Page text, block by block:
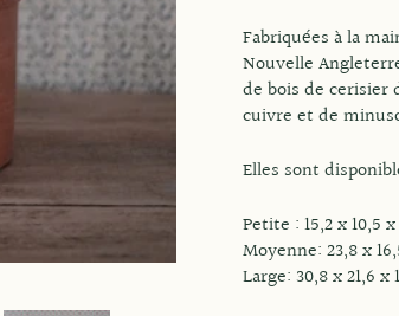
Fabriquées à la
Nouvelle
de bois de
cuivre et de
Elles sont
Petite : 15,2 x 10,5
Moyenne: 23,8 x
Large: 30,8 x 21,6 x